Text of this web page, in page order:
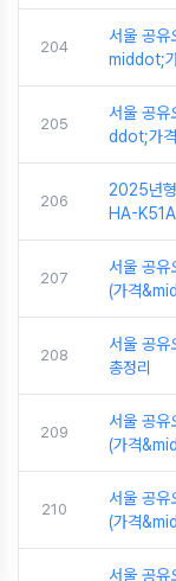
204
서울 공유
middot;
205
서울 공유
ddot;가
206
2025년
HA-
207
서울 공유
(가격
208
서울 공유
총정리
209
서울 공유
(가격
210
서울 공유
(가격
서울 공유